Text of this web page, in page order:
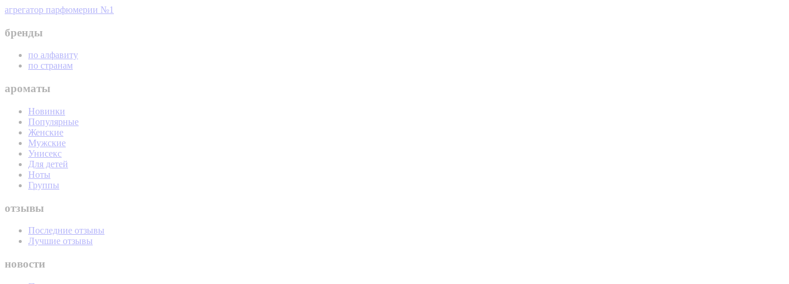
агрегатор парфюмерии №1
бренды
по алфавиту
по странам
ароматы
Новинки
Популярные
Женские
Мужские
Унисекс
Для детей
Ноты
Группы
отзывы
Последние отзывы
Лучшие отзывы
новости